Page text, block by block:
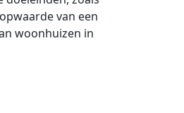
van een
woonhuizen in